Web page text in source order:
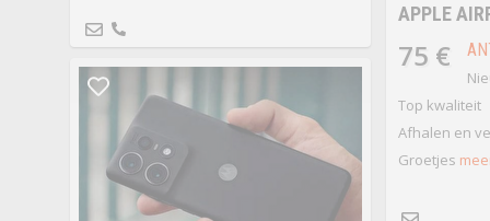
APPLE
75 €
Top kwaliteit
Afhalen en
Groetjes